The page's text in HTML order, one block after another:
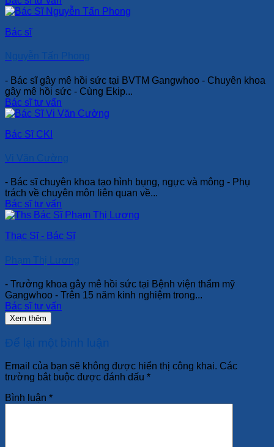
Bác sĩ
Nguyễn Tấn Phong
- Bác sĩ gây mê hồi sức tại BVTM Gangwhoo - Chuyên khoa
gây mê hồi sức - Cùng Ekip...
Bác sĩ tư vấn
Bác Sĩ CKI
Vi Văn Cường
- Bác sĩ chuyên khoa tạo hình bụng, ngực và mông - Phụ
trách về chuyên môn liên quan về...
Bác sĩ tư vấn
Thạc Sĩ - Bác Sĩ
Phạm Thị Lương
- Trưởng khoa gây mê hồi sức tại Bệnh viện thẩm mỹ
Gangwhoo - Trên 15 năm kinh nghiệm trong...
Bác sĩ tư vấn
Xem thêm
Để lại một bình luận
Email của bạn sẽ không được hiển thị công khai. Các
trường bắt buộc được đánh dấu *
Bình luận *